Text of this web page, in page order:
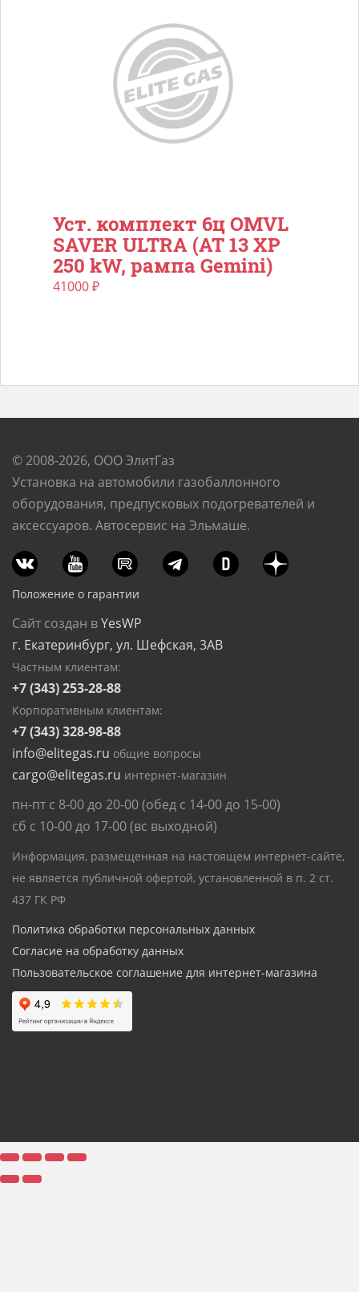
Уст. комплект 6ц OMVL
SAVER ULTRA (АТ 13 ХP
250 kW, рампа Gemini)
41000₽
© 2008-2026, ООО ЭлитГаз
Установка на автомобили газобаллонного
оборудования, предпусковых подогревателей и
аксессуаров. Автосервис на Эльмаше.
Положение о гарантии
Сайт создан вYesWP
г. Екатеринбург, ул. Шефская, 3АВ
Частным клиентам:
+7 (343) 253-28-88
Корпоративным клиентам:
+7 (343) 328-98-88
info@elitegas.ru общие вопросы
cargo@elitegas.ru интернет-магазин
пн-пт с 8-00 до 20-00 (обед с 14-00 до 15-00)
сб с 10-00 до 17-00 (вс выходной)
Информация, размещенная на настоящем интернет-сайте,
не является публичной офертой, установленной в п. 2 ст.
437 ГК РФ
Политика обработки персональных данных
Согласие на обработку данных
Пользовательское соглашение для интернет-магазина